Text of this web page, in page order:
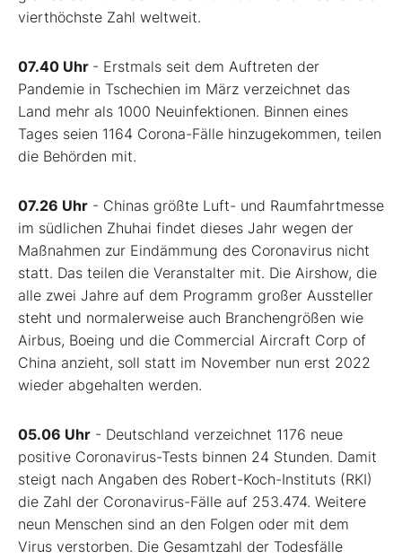
vierthöchste Zahl weltweit.
07.40 Uhr - Erstmals seit dem Auftreten der
Pandemie in Tschechien im März verzeichnet das
Land mehr als 1000 Neuinfektionen. Binnen eines
Tages seien 1164 Corona-Fälle hinzugekommen, teilen
die Behörden mit.
07.26 Uhr - Chinas größte Luft- und Raumfahrtmesse
im südlichen Zhuhai findet dieses Jahr wegen der
Maßnahmen zur Eindämmung des Coronavirus nicht
statt. Das teilen die Veranstalter mit. Die Airshow, die
alle zwei Jahre auf dem Programm großer Aussteller
steht und normalerweise auch Branchengrößen wie
Airbus, Boeing und die Commercial Aircraft Corp of
China anzieht, soll statt im November nun erst 2022
wieder abgehalten werden.
05.06 Uhr - Deutschland verzeichnet 1176 neue
positive Coronavirus-Tests binnen 24 Stunden. Damit
steigt nach Angaben des Robert-Koch-Instituts (RKI)
die Zahl der Coronavirus-Fälle auf 253.474. Weitere
neun Menschen sind an den Folgen oder mit dem
Virus verstorben. Die Gesamtzahl der Todesfälle